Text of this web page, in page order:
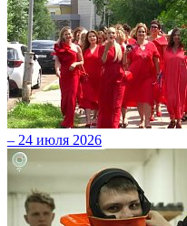
– 24 июля 2026